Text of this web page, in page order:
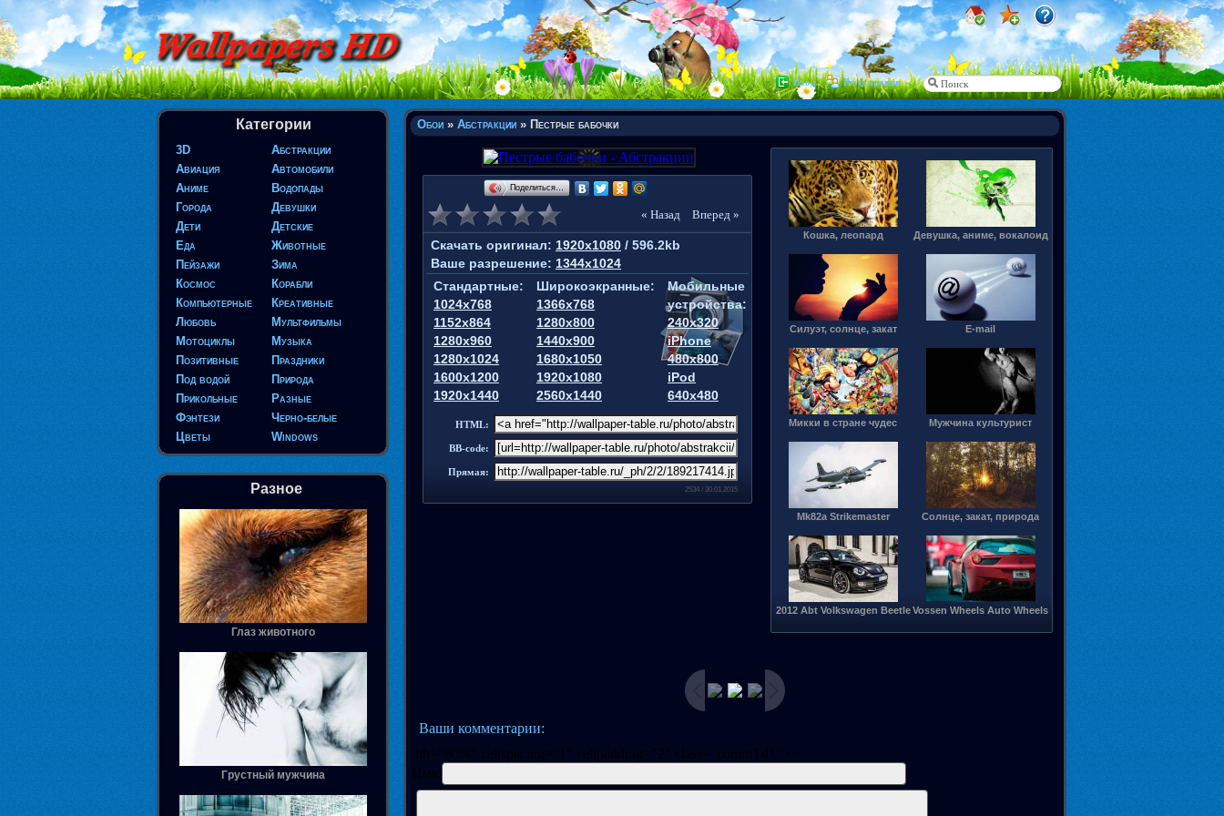
Вход Регистрация
Категории
3D
Абстракции
Авиация
Автомобили
Аниме
Водопады
Города
Девушки
Дети
Детские
Еда
Животные
Пейзажи
Зима
Космос
Корабли
Компьютерные
Креативные
Любовь
Мультфильмы
Мотоциклы
Музыка
Позитивные
Праздники
Под водой
Природа
Прикольные
Разные
Фэнтези
Черно-белые
Цветы
Windows
Разное
Глаз животного
Грустный мужчина
Обои » Абстракции » Пестрые бабочки
Поделиться…
« Назад Вперед »
Скачать оригинал: 1920x1080 / 596.2kb
Ваше разрешение: 1344x1024
Стандартные:
1024x768
1152x864
1280x960
1280x1024
1600x1200
1920x1440
Широкоэкранные:
1366x768
1280x800
1440x900
1680x1050
1920x1080
2560x1440
Мобильные
устройства:
240x320
iPhone
480x800
iPod
640x480
HTML:
BB-code:
Прямая:
2534 / 30.01.2015
Кошка, леопард Девушка, аниме, вокалоид
Силуэт, солнце, закат E-mail
Микки в стране чудес Мужчина культурист
Mk82a Strikemaster Солнце, закат, природа
2012 Abt Volkswagen Beetle Vossen Wheels Auto Wheels
Ваши комментарии:
dth="80%" cellspacing="1" cellpadding="2" class="commTd1">
Имя: